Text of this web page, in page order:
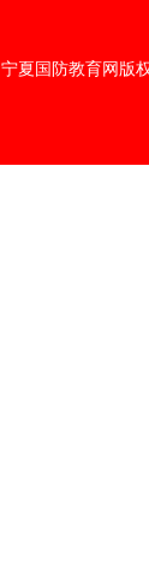
宁夏国防教育网